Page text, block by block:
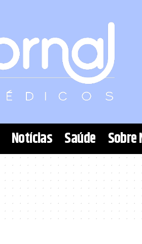
Notícias Saúde Sobre